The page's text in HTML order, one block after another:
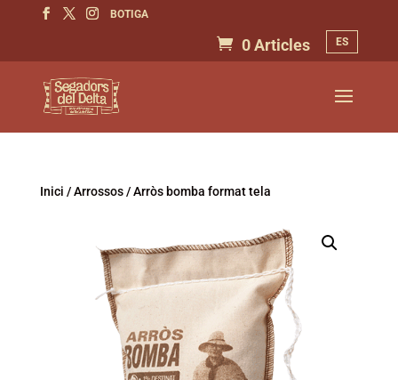
BOTIGA
ES
0 Articles
Inici /Arrossos/ Arròs bomba format tela